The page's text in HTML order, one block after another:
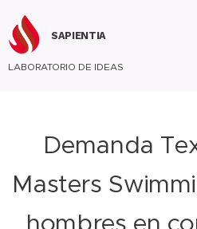
SAPIENTIA
LABORATORIO DE IDEAS
Demanda
Masters
hombres en